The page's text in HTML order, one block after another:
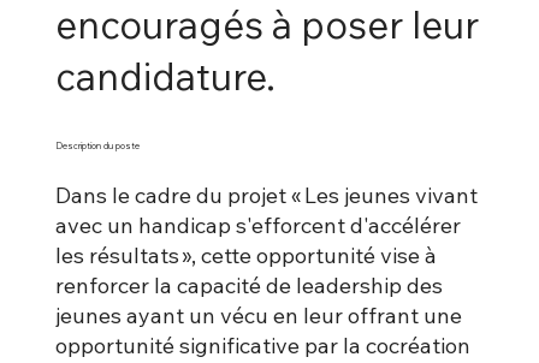
encouragés à poser leur
candidature.
Description du poste
Dans le cadre du projet « Les jeunes vivant
avec un handicap s'efforcent d'accélérer
les résultats », cette opportunité vise à
renforcer la capacité de leadership des
jeunes ayant un vécu en leur offrant une
opportunité significative par la cocréation